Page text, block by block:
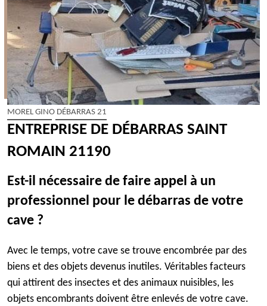
MOREL GINO DÉBARRAS 21
ENTREPRISE DE DÉBARRAS SAINT
ROMAIN 21190
Est-il nécessaire de faire appel à un
professionnel pour le débarras de votre
cave ?
Avec le temps, votre cave se trouve encombrée par des
biens et des objets devenus inutiles. Véritables facteurs
qui attirent des insectes et des animaux nuisibles, les
objets encombrants doivent être enlevés de votre cave.